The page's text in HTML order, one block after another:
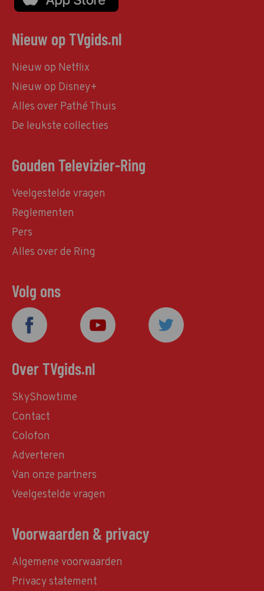
Nieuw op TVgids.nl
Nieuw op Netflix
Nieuw op Disney+
Alles over Pathé Thuis
De leukste collecties
Gouden Televizier-Ring
Veelgestelde vragen
Reglementen
Pers
Alles over de Ring
Volg ons
Over TVgids.nl
SkyShowtime
Contact
Colofon
Adverteren
Van onze partners
Veelgestelde vragen
Voorwaarden & privacy
Algemene voorwaarden
Privacy statement